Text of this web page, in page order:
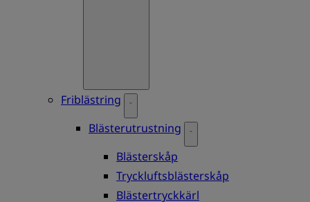
Friblästring
Blästerutrustning
Blästerskåp
Tryckluftsblästerskåp
Blästertryckkärl